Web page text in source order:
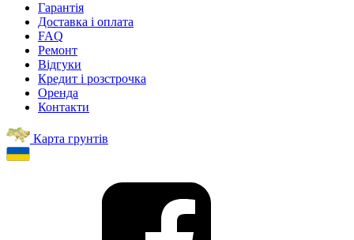
Гарантія
Доставка і оплата
FAQ
Ремонт
Відгуки
Кредит і розстрочка
Оренда
Контакти
Карта грунтів